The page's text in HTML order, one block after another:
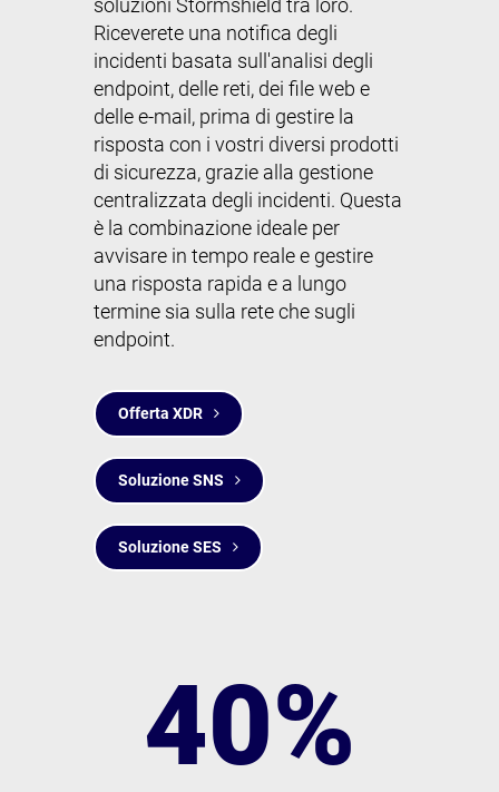
soluzioni Stormshield tra loro.
Riceverete una notifica degli
incidenti basata sull'analisi degli
endpoint, delle reti, dei file web e
delle e-mail, prima di gestire la
risposta con i vostri diversi prodotti
di sicurezza, grazie alla gestione
centralizzata degli incidenti. Questa
è la combinazione ideale per
avvisare in tempo reale e gestire
una risposta rapida e a lungo
termine sia sulla rete che sugli
endpoint.
Offerta XDR
Soluzione SNS
Soluzione SES
0
1
2
3
40%